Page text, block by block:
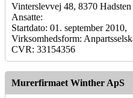
Vinterslevvej 48, 8370 Hadsten
Ansatte:
Startdato: 01. september 2010,
Virksomhedsform:
CVR: 33154356
Murerfirmaet Winther ApS